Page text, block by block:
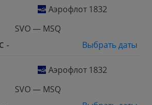
Аэрофлот 1832
SVO — MSQ
С -
Выбрать даты
Аэрофлот 1832
SVO — MSQ